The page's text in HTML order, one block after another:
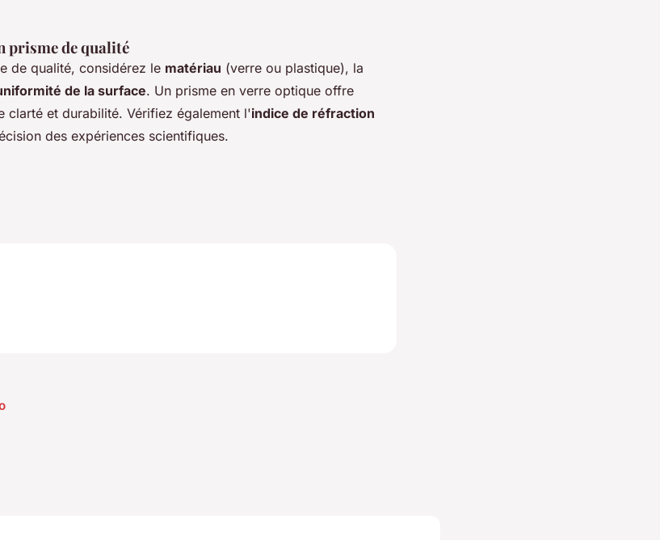
prisme de qualité
de qualité, considérez le matériau (verre ou plastique), la
de la surface. Un prisme en verre optique offre
clarté et durabilité. Vérifiez également l'indice de réfraction
des expériences scientifiques.